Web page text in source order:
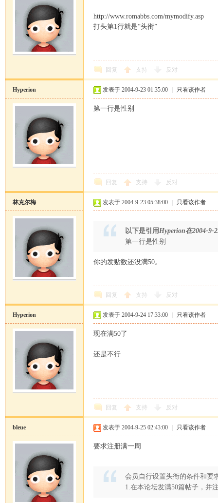
http://www.romabbs.com/mymodify.asp
打头第1行就是“头衔”
回复 支持 反对
Hyperion 发表于 2004-9-23 01:35:00 只看该作者
第一行是性别
回复 支持 反对
林克尔梅 发表于 2004-9-23 05:38:00 只看该作者
以下是引用Hyperion在2004-9-
第一行是性别
你的发贴数还没满50。
回复 支持 反对
Hyperion 发表于 2004-9-24 17:33:00 只看该作者
现在满50了
还是不行
回复 支持 反对
bleue 发表于 2004-9-25 02:43:00 只看该作者
要求注册满一周
会员自行设置头衔的条件和要
1.在本论坛发满50篇帖子，并